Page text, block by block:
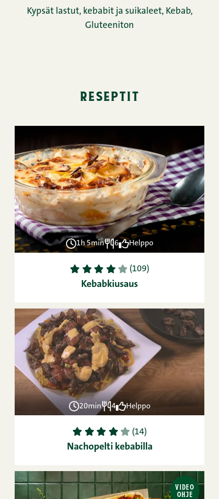
Kypsät lastut, kebabit ja suikaleet, Kebab,
Gluteeniton
reseptit
1h 5min 6 Helppo
1 2 3 4 5 (109)
Kebabkiusaus
20min 4 Helppo
1 2 3 4 5 (14)
Nachopelti kebabilla
VIDEO
OHJE